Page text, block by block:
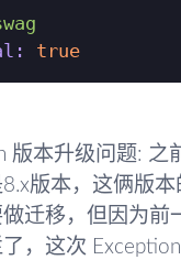
true
版本升级问题: 之
版本，这俩版
迁移，但因为前
，这次